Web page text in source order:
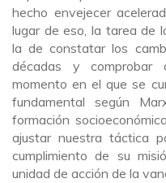
hecho envejecer
lugar de eso, la tarea de
la de constatar los
décadas y
momento en el que se
fundamental según
formación
ajustar nuestra táctica
cumplimiento de su
unidad de acción de la